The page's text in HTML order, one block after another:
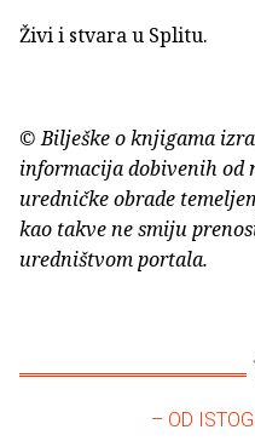
Živi i stvara u Splitu.
© Bilješke o knjigama
informacija dobivenih od
uredničke obrade
kao takve ne smiju
uredništvom portala.
– OD